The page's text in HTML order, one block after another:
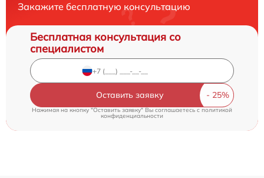
Закажите бесплатную консультацию
Бесплатная консультация со
специалистом
Оставить заявку
Нажимая на кнопку "Оставить заявку" Вы соглашаетесь cполитикой
конфиденциальности